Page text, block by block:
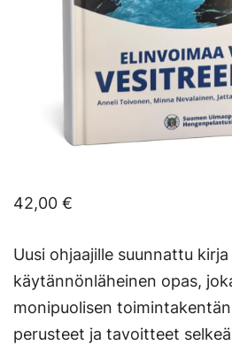
42,00 €
Uusi ohjaajille suunnattu kirja
käytännönläheinen opas,
monipuolisen
perusteet ja tavoitteet